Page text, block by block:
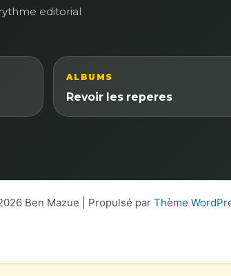
editorial
ALBUMS
Revoir les reperes
Ben Mazue | Propulsé par Thème